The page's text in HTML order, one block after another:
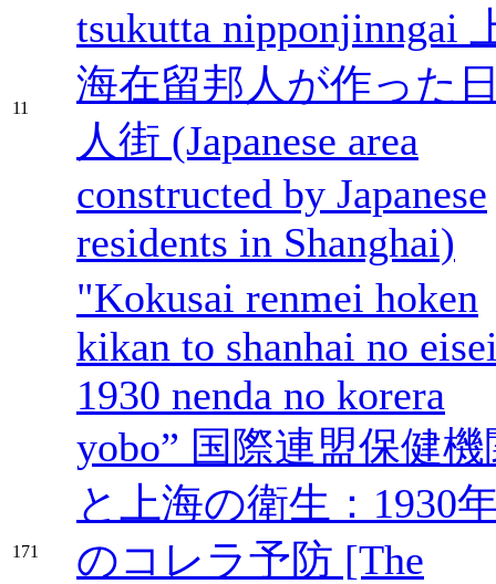
11
tsukutta nipponjinngai
海在留邦人が作った
人街 (Japanese area
constructed by Japanese
residents in Shanghai)
171
"Kokusai renmei hoken
kikan to shanhai no
1930 nenda no korera
yobo” 国際連盟保健機
と上海の衛生：1930
のコレラ予防 [The